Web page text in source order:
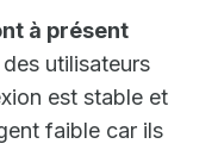
à présent
utilisateurs
est stable et
faible car ils